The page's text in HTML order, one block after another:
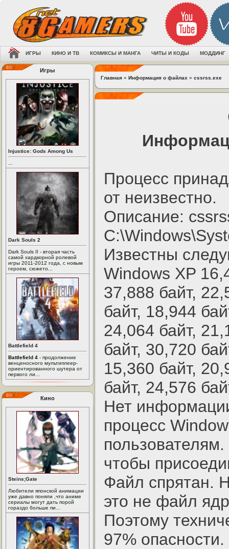
ИГРЫ КИНО И ТВ КОМИКСЫ И МАНГА ЧИТЫ И КОДЫ МОДДИНГ
Игры
Injustice: Gods Among Us
Dark Souls 2
Dark Souls II - вторая часть
самой хардкорной ролевой
игры 2011-2012 года, с новым
героем, сюжето...
Battlefield 4
Battlefield 4 - продолжение
венценосного мультиплеер-
ориентированного шутера от
первого ли...
Кино
Steins;Gate
Любители японской анимации
уже давно поняли ,что аниме
сериалы могут дать порой
гораздо больше пи...
Главная » Информация о файлах » cssrss.exe
Процесс
от неизвестно.
Описание:
Известны
Windows XP
37,888 байт,
байт, 18,944
24,064 байт,
байт, 30,720
15,360 байт,
байт, 24,576
Нет
процесс
чтобы
Файл спрятан.
это не файл
Поэтому
97% опасности.